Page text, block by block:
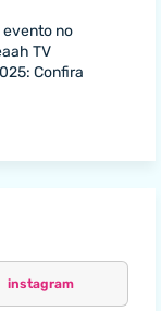
evento no
TV
Confira
instagram